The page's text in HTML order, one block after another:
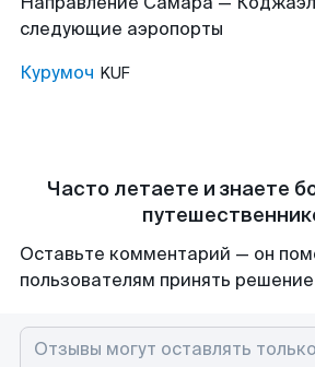
следующие аэропорты
Курумоч KUF
Часто летаете и знаете
Оставьте комментарий — он
пользователям принять решение